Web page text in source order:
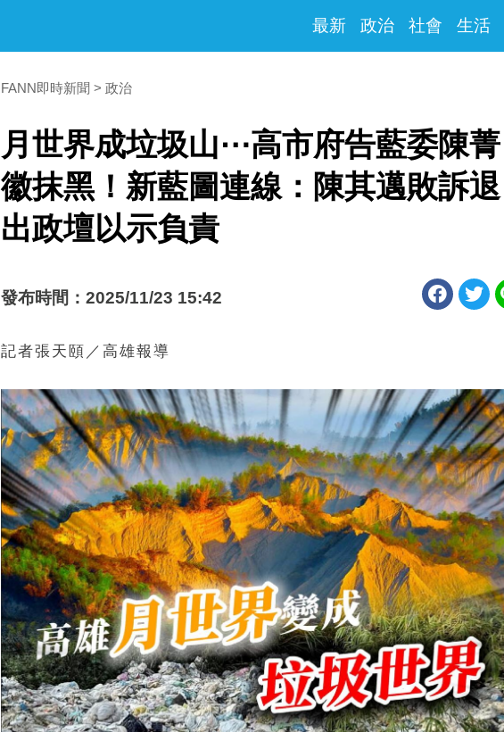
最新 政治 社會 生活
FANN即時新聞 政治
月世界成垃圾山⋯高市府告藍委陳菁
徽抹黑！新藍圖連線：陳其邁敗訴退
出政壇以示負責
發布時間：2025/11/23 15:42
記者張天頤／高雄報導